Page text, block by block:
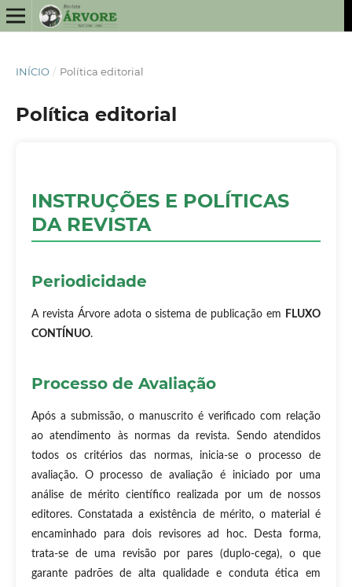
INÍCIO / Política editorial
Política editorial
INSTRUÇÕES E POLÍTICAS
DA REVISTA
Periodicidade
A revista Árvore adota o sistema de publicação em
FLUXO
CONTÍNUO.
Processo de Avaliação
Após a submissão, o manuscrito é verificado com relação
ao atendimento às normas da revista. Sendo atendidos
todos os critérios das normas, inicia-se o processo de
avaliação. O processo de avaliação é iniciado por uma
análise de mérito científico realizada por um de nossos
editores. Constatada a existência de mérito, o material é
encaminhado para dois revisores ad hoc. Desta forma,
trata-se de uma revisão por pares (duplo-cega), o que
garante padrões de alta qualidade e conduta ética em